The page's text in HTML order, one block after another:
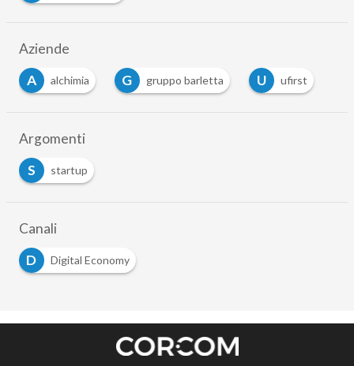
Aziende
A
alchimia G gruppo barletta U ufirst
Argomenti
S
startup
Canali
D
Digital Economy